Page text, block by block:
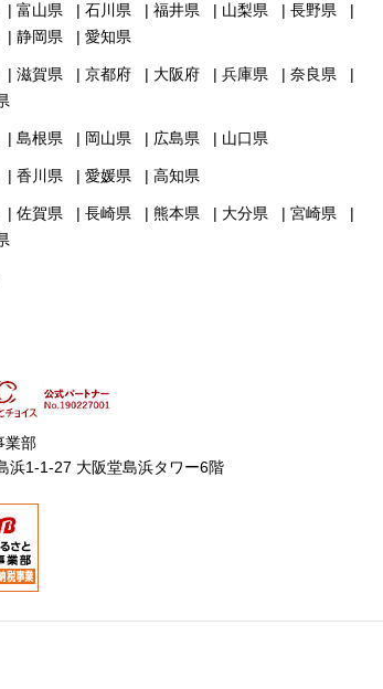
富山県 石川県 福井県 山梨県
長野県
静岡県 愛知県
滋賀県 京都府 大阪府 兵庫県
奈良県
島根県 岡山県 広島県 山口県
香川県 愛媛県 高知県
佐賀県 長崎県 熊本県 大分県
宮崎県
業部
1-1-27 大阪堂島浜タワー6階